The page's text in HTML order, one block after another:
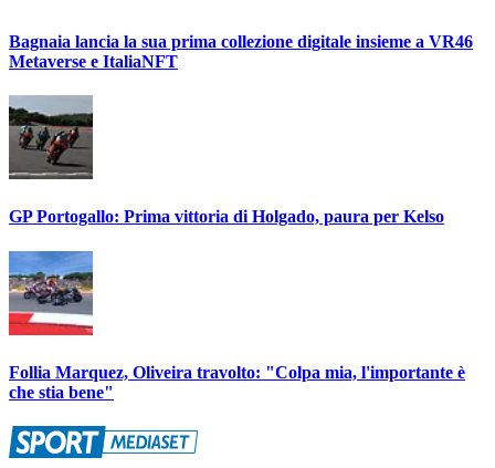
Bagnaia lancia la sua prima collezione digitale insieme a VR46
Metaverse e ItaliaNFT
GP Portogallo: Prima vittoria di Holgado, paura per Kelso
Follia Marquez, Oliveira travolto: "Colpa mia, l'importante è
che stia bene"